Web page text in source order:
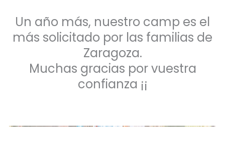
Un año más, nuestro camp es el
más solicitado por las familias de
Zaragoza.
Muchas gracias por vuestra
confianza ¡¡